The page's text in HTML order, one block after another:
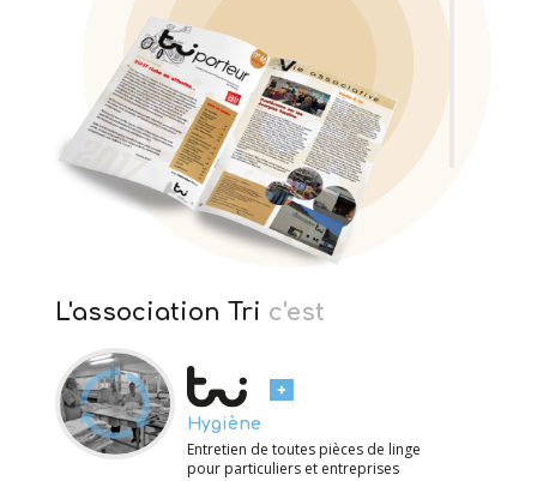
L'association Tri c'est
Hygiène
Entretien de toutes pièces de linge
pour particuliers et entreprises